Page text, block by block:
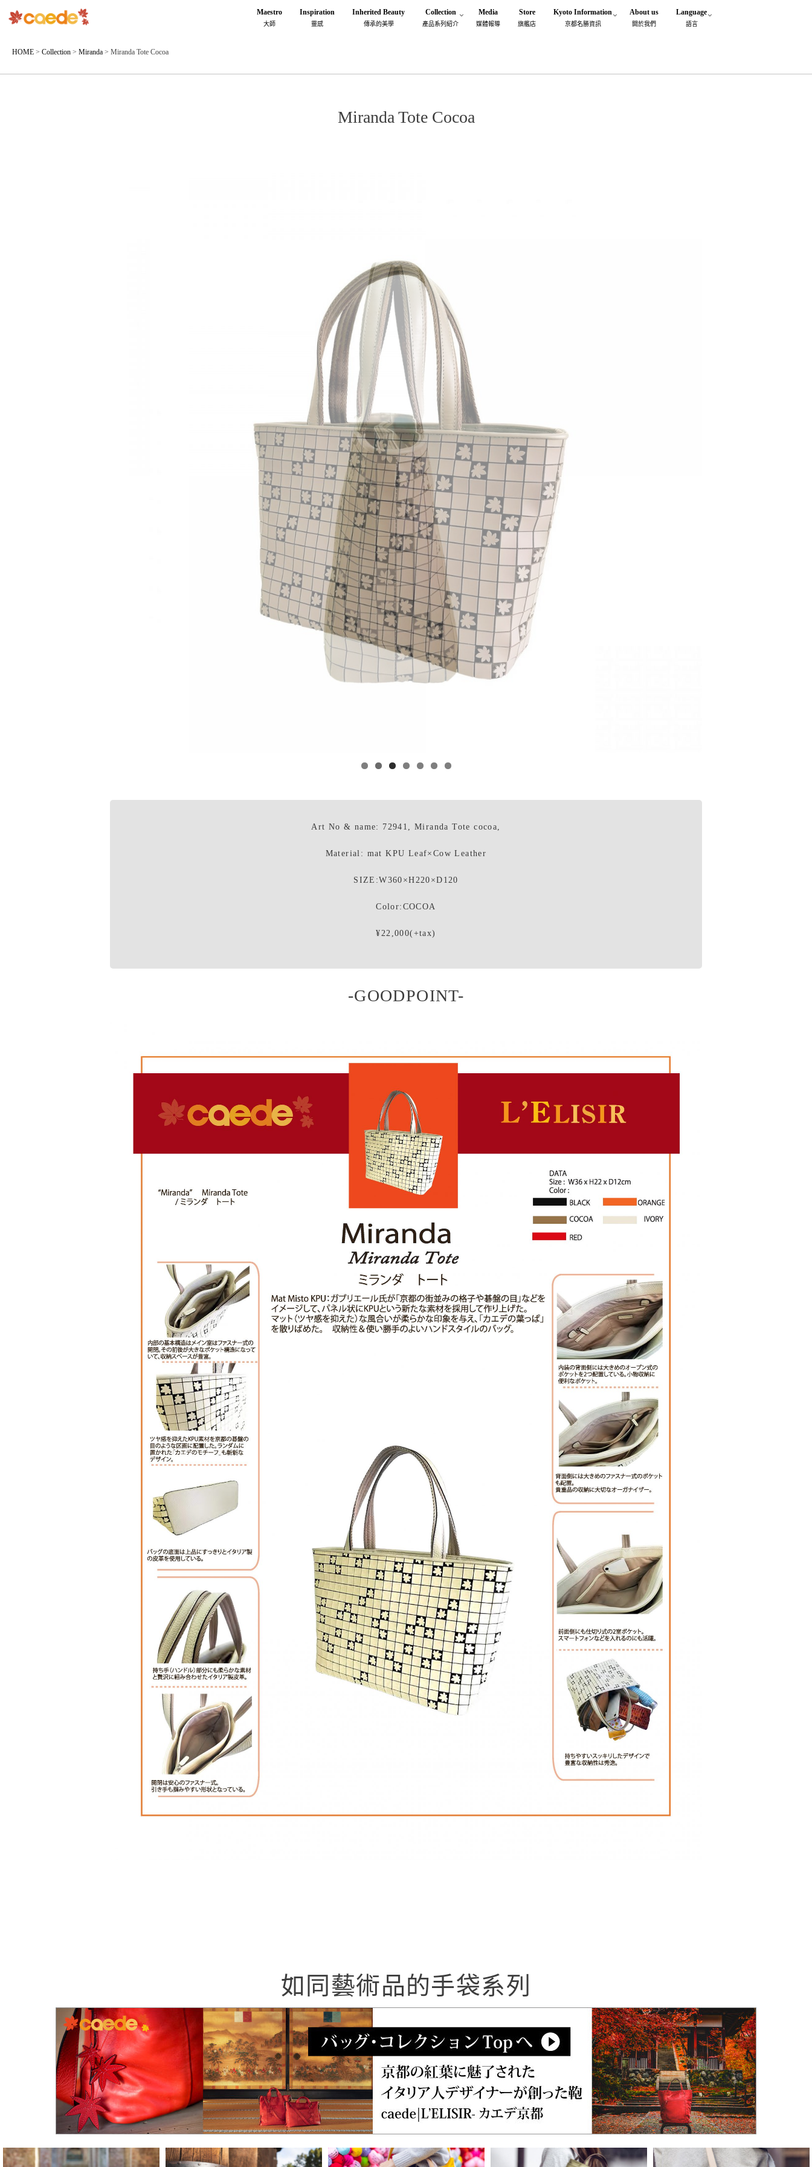
Maestro
大師
Inspiration
靈感
Inherited Beauty
傳承的美學
Collection
產品系列紹介
Media
媒體報導
Store
旗艦店
Kyoto Information
京都名勝資訊
About us
閞於我們
Language
語言
HOME > Collection > Miranda > Miranda Tote Cocoa
Miranda Tote Cocoa
Art No & name: 72941, Miranda Tote cocoa,
Material: mat KPU Leaf×Cow Leather
SIZE:W360×H220×D120
Color:COCOA
¥22,000(+tax)
-GOODPOINT-
如同藝術品的手袋系列